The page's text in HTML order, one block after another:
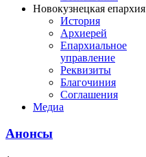
Новокузнецкая епархия
История
Архиерей
Епархиальное
управление
Реквизиты
Благочиния
Соглашения
Медиа
Анонсы